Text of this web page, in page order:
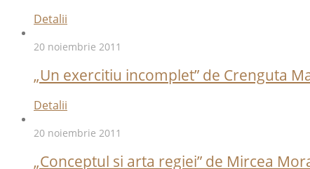
Detalii
20 noiembrie 2011
„Un exercitiu incomplet” de Crenguta
Detalii
20 noiembrie 2011
„Conceptul si arta regiei” de Mircea